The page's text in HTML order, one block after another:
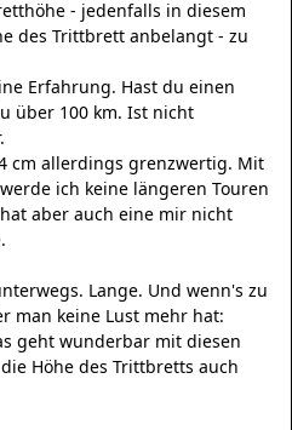
- jedenfalls in diesem
des Trittbrett anbelangt - zu
Erfahrung. Hast du einen
über 100 km. Ist nicht
cm allerdings grenzwertig. Mit
ich keine längeren Touren
aber auch eine mir nicht
Lange. Und wenn's zu
man keine Lust mehr hat:
geht wunderbar mit diesen
Höhe des Trittbretts auch